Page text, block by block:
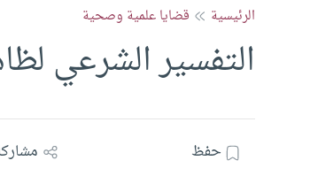
الرئيسية قضايا علمية وصحية
التفسير الشرعي
حفظ